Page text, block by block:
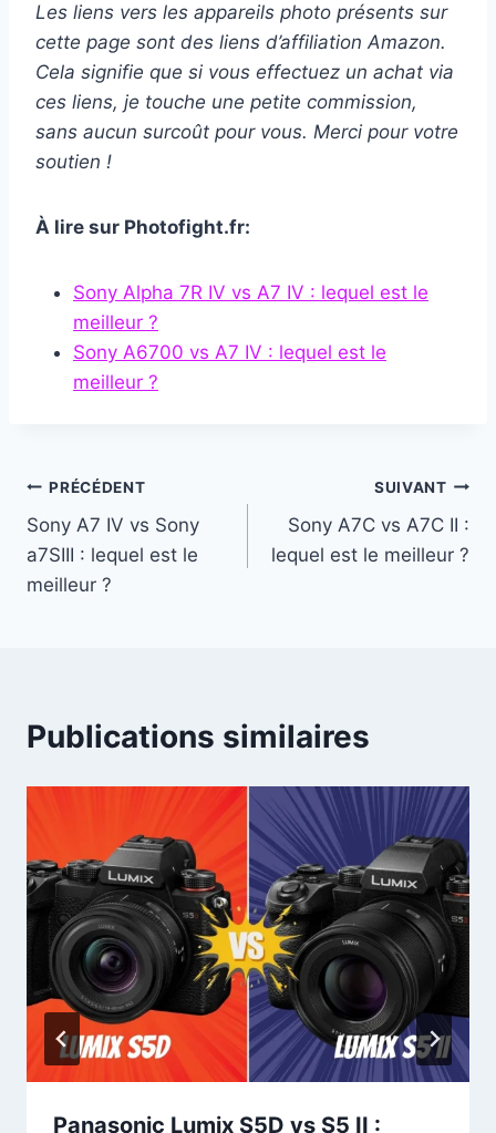
Les liens vers les appareils photo présents sur
cette page sont des liens d’affiliation Amazon.
Cela signifie que si vous effectuez un achat via
ces liens, je touche une petite commission,
sans aucun surcoût pour vous. Merci pour votre
soutien !
À lire sur Photofight.fr:
Sony Alpha 7R IV vs A7 IV : lequel est le
meilleur ?
Sony A6700 vs A7 IV : lequel est le
meilleur ?
Navigation
de
l’article
PRÉCÉDENT
Sony A7 IV vs Sony
a7SIII : lequel est le
meilleur ?
SUIVANT
Sony A7C vs A7C II :
lequel est le meilleur ?
Publications similaires
Panasonic Lumix S5D vs S5 II :